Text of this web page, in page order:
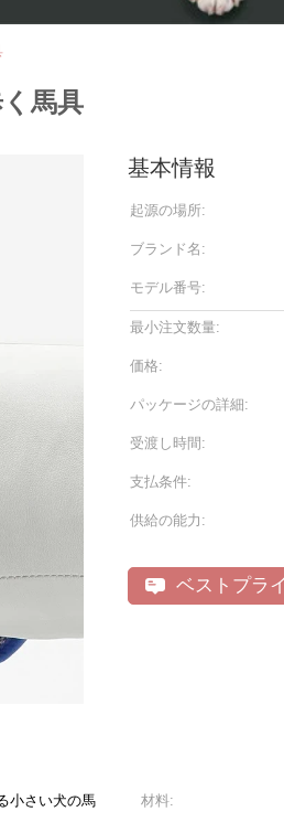
馬具
基本情報
起源の場所:
ブランド名:
モデル番号:
最小注文数量:
価格:
パッケージの詳細:
受渡し時間:
支払条件:
供給の能力:
ベストプラ
小さい犬の馬
材料: